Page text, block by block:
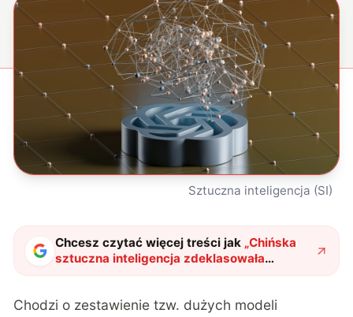
Sztuczna inteligencja (SI)
Chcesz czytać więcej treści jak „Chińska
sztuczna inteligencja zdeklasowała
konkurencję. Oto aspekty, którymi się
Chodzi o zestawienie tzw. dużych modeli